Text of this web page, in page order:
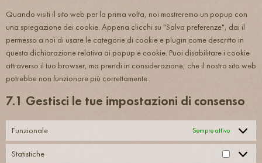
Quando visiti il sito web per la prima volta, noi mostreremo un popup con
una spiegazione dei cookie. Appena clicchi su "Salva preferenze", dai il
permesso a noi di usare le categorie di cookie e plugin come descritto in
questa dichiarazione relativa ai popup e cookie. Puoi disabilitare i cookie
attraverso il tuo browser, ma prendi in considerazione, che il nostro sito web
potrebbe non funzionare più correttamente.
7.1 Gestisci le tue impostazioni di consenso
Funzionale Sempre attivo
Statistiche